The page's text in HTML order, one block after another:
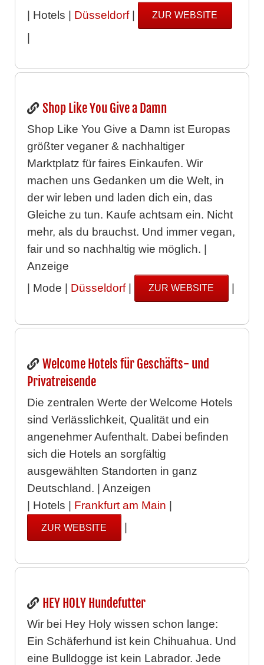
| Hotels | Düsseldorf| ZUR WEBSITE
|
Shop Like You Give a Damn
Shop Like You Give a Damn ist Europas
größter veganer & nachhaltiger
Marktplatz für faires Einkaufen. Wir
machen uns Gedanken um die Welt, in
der wir leben und laden dich ein, das
Gleiche zu tun. Kaufe achtsam ein. Nicht
mehr, als du brauchst. Und immer vegan,
fair und so nachhaltig wie möglich. |
Anzeige
| Mode | Düsseldorf| ZUR WEBSITE |
Welcome Hotels für Geschäfts- und
Privatreisende
Die zentralen Werte der Welcome Hotels
sind Verlässlichkeit, Qualität und ein
angenehmer Aufenthalt. Dabei befinden
sich die Hotels an sorgfältig
ausgewählten Standorten in ganz
Deutschland. | Anzeigen
| Hotels | Frankfurt am Main
ZUR WEBSITE |
HEY HOLY Hundefutter
Wir bei Hey Holy wissen schon lange:
Ein Schäferhund ist kein Chihuahua. Und
eine Bulldogge ist kein Labrador. Jede